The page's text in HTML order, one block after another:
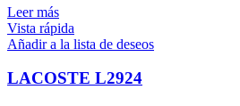
Leer más
Vista rápida
Añadir a la lista de deseos
LACOSTE L2924